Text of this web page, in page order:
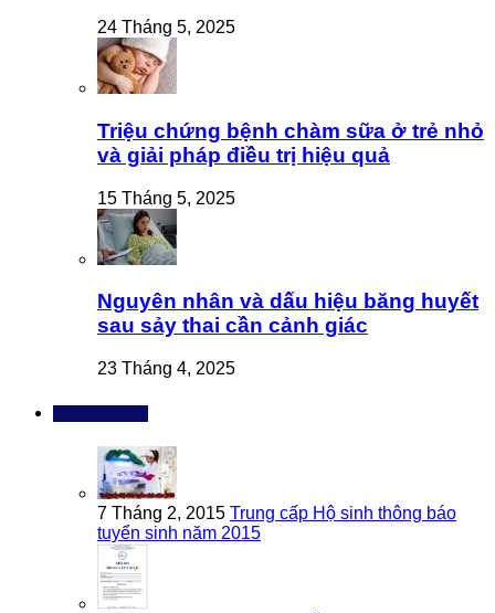
24 Tháng 5, 2025
Triệu chứng bệnh chàm sữa ở trẻ nhỏ
và giải pháp điều trị hiệu quả
15 Tháng 5, 2025
Nguyên nhân và dấu hiệu băng huyết
sau sảy thai cần cảnh giác
23 Tháng 4, 2025
7 Tháng 2, 2015 Trung cấp Hộ sinh thông báo
tuyển sinh năm 2015